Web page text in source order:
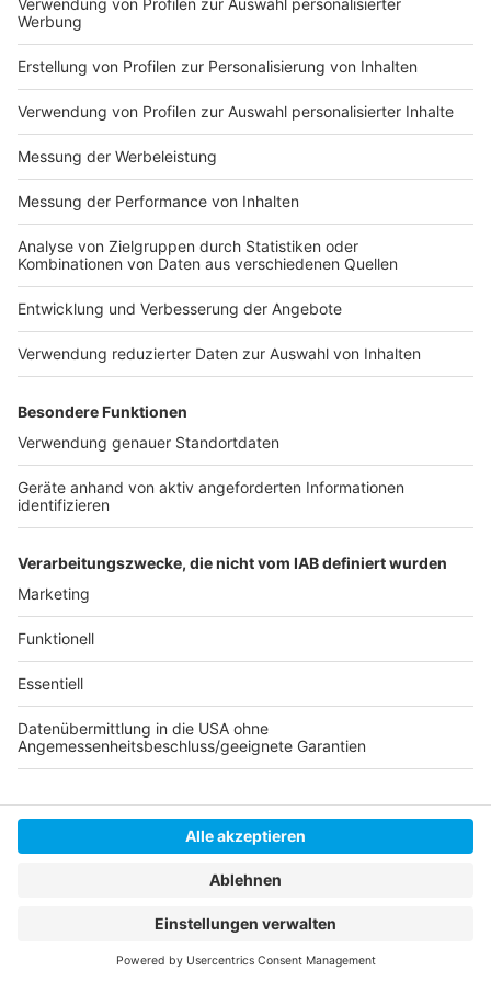
Anzeige
Über die Düsseldorfer Umweltspuren dürfen Autos mit
mindestens drei Personen, Elektro-Autos, Busse,
Taxen und Fahrräder fahren. Die dritte Umweltspur gilt
Spur und führt von Wersten bis zur Corneliusstraße.
verlängert werden.
Anzeige
Anzeige